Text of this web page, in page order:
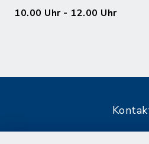
10.00 Uhr - 12.00 Uhr